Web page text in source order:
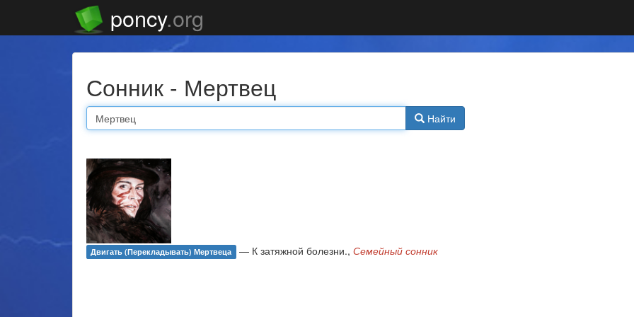
poncy.org
Сонник - Мертвец
Найти
Двигать (перекладывать) Мертвеца — К затяжной болезни., Семейный сонник